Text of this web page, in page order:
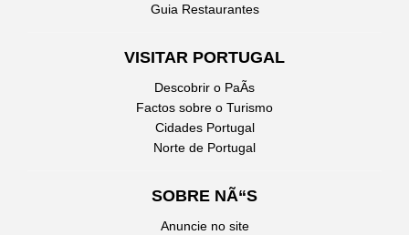
Guia Restaurantes
VISITAR PORTUGAL
Descobrir o PaÃ­s
Factos sobre o Turismo
Cidades Portugal
Norte de Portugal
SOBRE NÃ“S
Anuncie no site